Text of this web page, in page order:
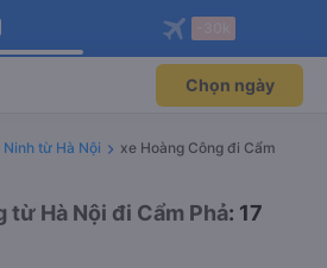
Vexere ngay!
đãi thành viên độc
Mở app
Vexere
khi đặt vé máy bay qua
Mở app
Chọn ngày
từ Hà Nội
xe Hoàng Công đi Cẩm
từ Hà Nội đi Cẩm Phả: 17